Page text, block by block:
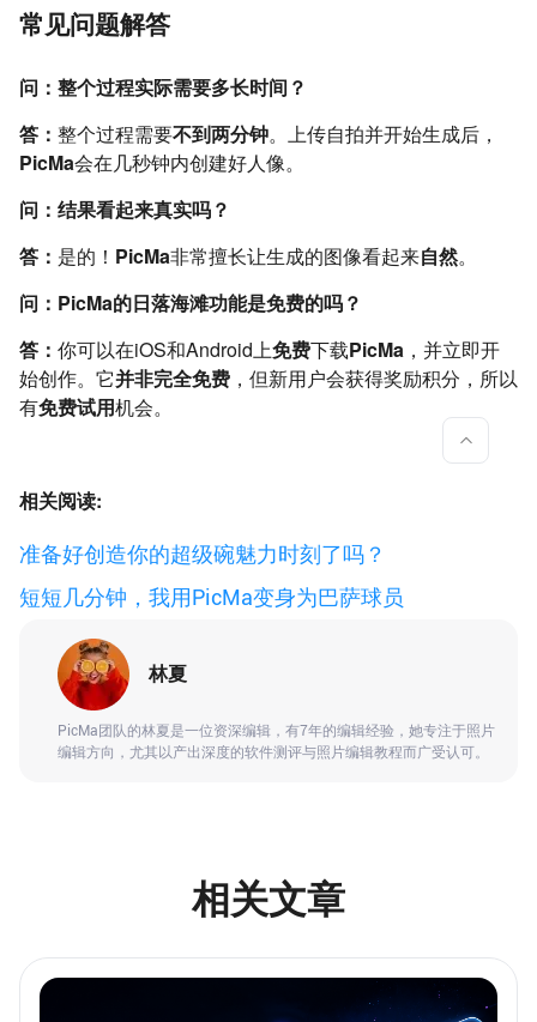
常见问题解答
问：整个过程实际需要多长时间？
答： 整个过程需要不到两分钟。上传自拍并开始生成后，
PicMa会在几秒钟内创建好人像。
问：结果看起来真实吗？
答： 是的！ PicMa非常擅长让生成的图像看起来自然。
问：PicMa的日落海滩功能是免费的吗？
答： 你可以在iOS和Android上免费下载PicMa ，并立即开
始创作。它并非完全免费 ，但新用户会获得奖励积分，所以
有免费试用机会。
相关阅读:
准备好创造你的超级碗魅力时刻了吗？
短短几分钟，我用PicMa变身为巴萨球员
林夏
PicMa团队的林夏是一位资深编辑，有7年的编辑经验，她专注于照片
编辑方向，尤其以产出深度的软件测评与照片编辑教程而广受认可。
相关文章